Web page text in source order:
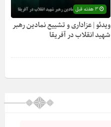
ویدئو | عزاداری و تشییع نمادین رهبر
شهید انقلاب در آفریقا